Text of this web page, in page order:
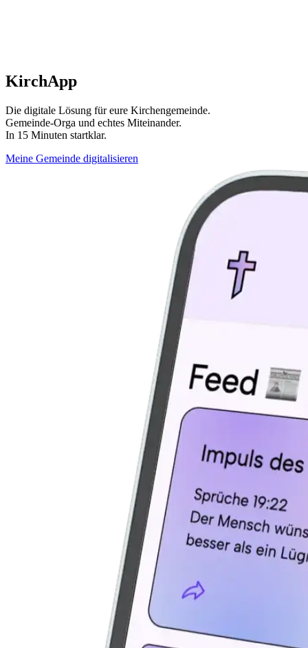
KirchApp
Die digitale Lösung für eure Kirchengemeinde.
Gemeinde-Orga und echtes Miteinander.
In 15 Minuten startklar.
Meine Gemeinde digitalisieren